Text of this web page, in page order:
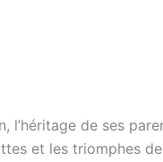
l’héritage de ses
et les triomphes